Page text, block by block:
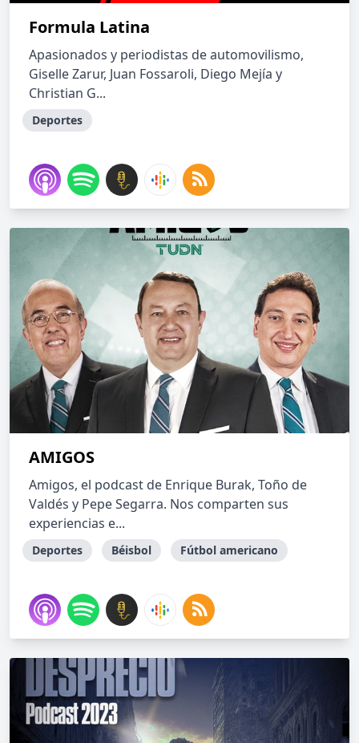
Formula Latina
Apasionados y periodistas de automovilismo,
Giselle Zarur, Juan Fossaroli, Diego Mejía y
Christian G...
Deportes
AMIGOS
Amigos, el podcast de Enrique Burak, Toño de
Valdés y Pepe Segarra. Nos comparten sus
experiencias e...
Deportes Béisbol Fútbol americano